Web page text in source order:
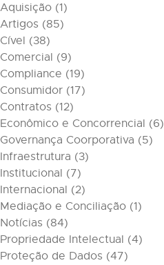
Aquisição (1)
Artigos (85)
Cível (38)
Comercial (9)
Compliance (19)
Consumidor (17)
Contratos (12)
Econômico e Concorrencial (6)
Governança Coorporativa (5)
Infraestrutura (3)
Institucional (7)
Internacional (2)
Mediação e Conciliação (1)
Notícias (84)
Propriedade Intelectual (4)
Proteção de Dados (47)